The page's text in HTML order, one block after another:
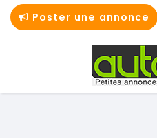
Poster une annonce